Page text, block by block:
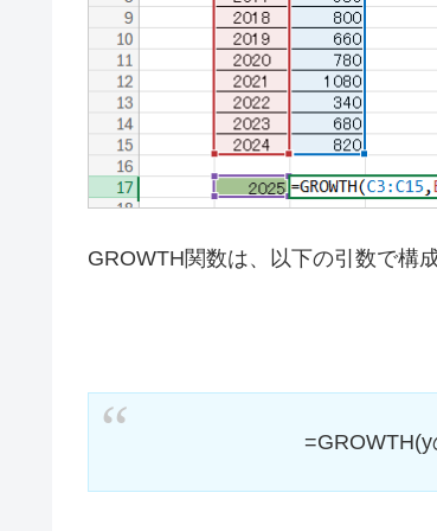
GROWTH関数の使い方